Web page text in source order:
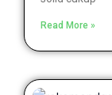
Read More »